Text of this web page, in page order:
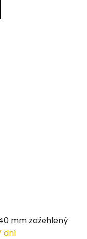
mm zažehlený
dní